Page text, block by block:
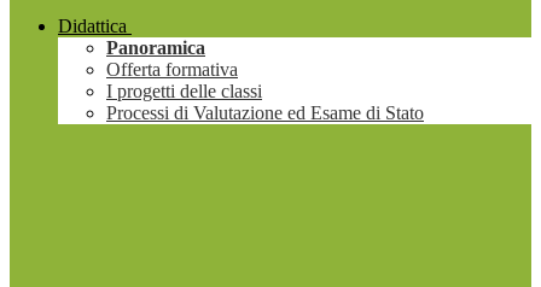
Didattica
Panoramica
Offerta formativa
I progetti delle classi
Processi di Valutazione ed Esame di Stato